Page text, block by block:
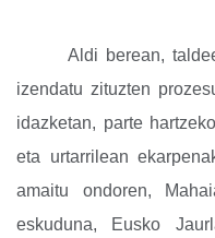
Aldi berean,
izendatu zituzten
idazketan, parte
eta urtarrilean
amaitu ondoren,
eskuduna, Eusko